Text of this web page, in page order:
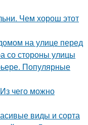
Чем хорош этот
на улице перед
со стороны улицы
Популярные
чего можно
виды и сорта